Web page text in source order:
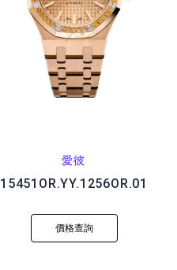
愛彼
15451OR.YY.1256OR.01
價格查詢